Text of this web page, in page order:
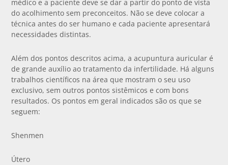
médico e a paciente deve se dar a partir do ponto de vista
do acolhimento sem preconceitos. Não se deve colocar a
técnica antes do ser humano e cada paciente apresentará
necessidades distintas.
Além dos pontos descritos acima, a acupuntura auricular é
de grande auxílio ao tratamento da infertilidade. Há alguns
trabalhos científicos na área que mostram o seu uso
exclusivo, sem outros pontos sistêmicos e com bons
resultados. Os pontos em geral indicados são os que se
seguem:
Shenmen
Útero